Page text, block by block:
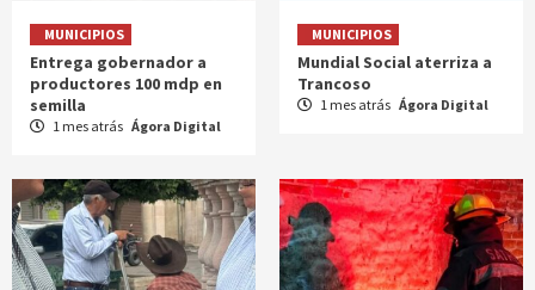
MUNICIPIOS
Entrega gobernador a
productores 100 mdp en
semilla
1 mes atrás Ágora Digital
MUNICIPIOS
Mundial Social aterriza a
Trancoso
1 mes atrás Ágora Digital